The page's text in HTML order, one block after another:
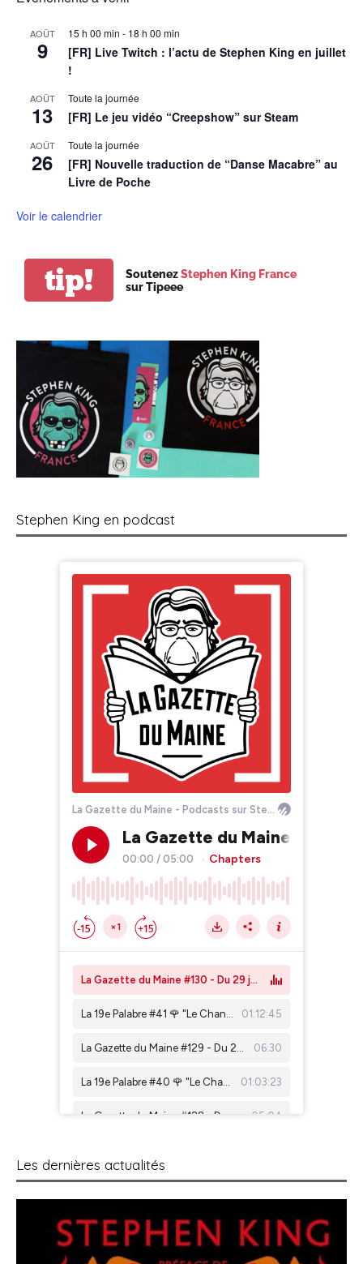
AOÛT
9
15 h 00 min - 18 h 00 min
[FR] Live Twitch : l’actu de Stephen King en juillet
!
AOÛT
13
Toute la journée
[FR] Le jeu vidéo “Creepshow” sur Steam
AOÛT
26
Toute la journée
[FR] Nouvelle traduction de “Danse Macabre” au
Livre de Poche
Voir le calendrier
tip! SoutenezStephen King France
sur Tipeee
Stephen King en podcast
Les dernières actualités